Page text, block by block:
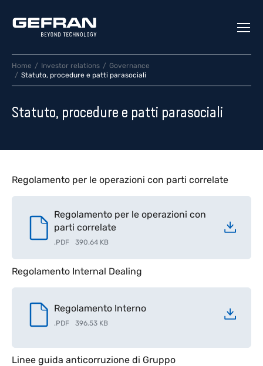
Home Investor relations
Governance
Statuto, procedure e patti parasociali
Statuto, procedure e patti parasociali
Regolamento per le operazioni con parti correlate
Regolamento per le operazioni con
parti correlate
.PDF 390.64 KB
Regolamento Internal Dealing
Regolamento Interno
.PDF 396.53 KB
Linee guida anticorruzione di Gruppo